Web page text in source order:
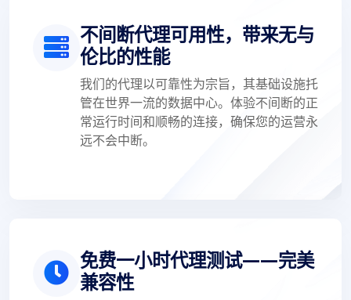
不间断代理可用性，带来无与
伦比的性能
我们的代理以可靠性为宗旨，其基础设施托
管在世界一流的数据中心。体验不间断的正
常运行时间和顺畅的连接，确保您的运营永
远不会中断。
免费一小时代理测试——完美
兼容性